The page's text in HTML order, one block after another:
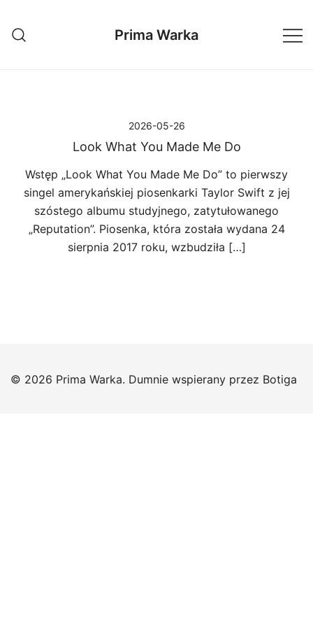
treści
Prima Warka
2026-05-26
Look What You Made Me Do
Wstęp „Look What You Made Me Do” to pierwszy
singel amerykańskiej piosenkarki Taylor Swift z jej
szóstego albumu studyjnego, zatytułowanego
„Reputation”. Piosenka, która została wydana 24
sierpnia 2017 roku, wzbudziła […]
© 2026 Prima Warka. Dumnie wspierany przez Botiga